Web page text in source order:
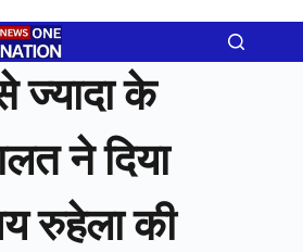
के
ने दिया
रुहेला की